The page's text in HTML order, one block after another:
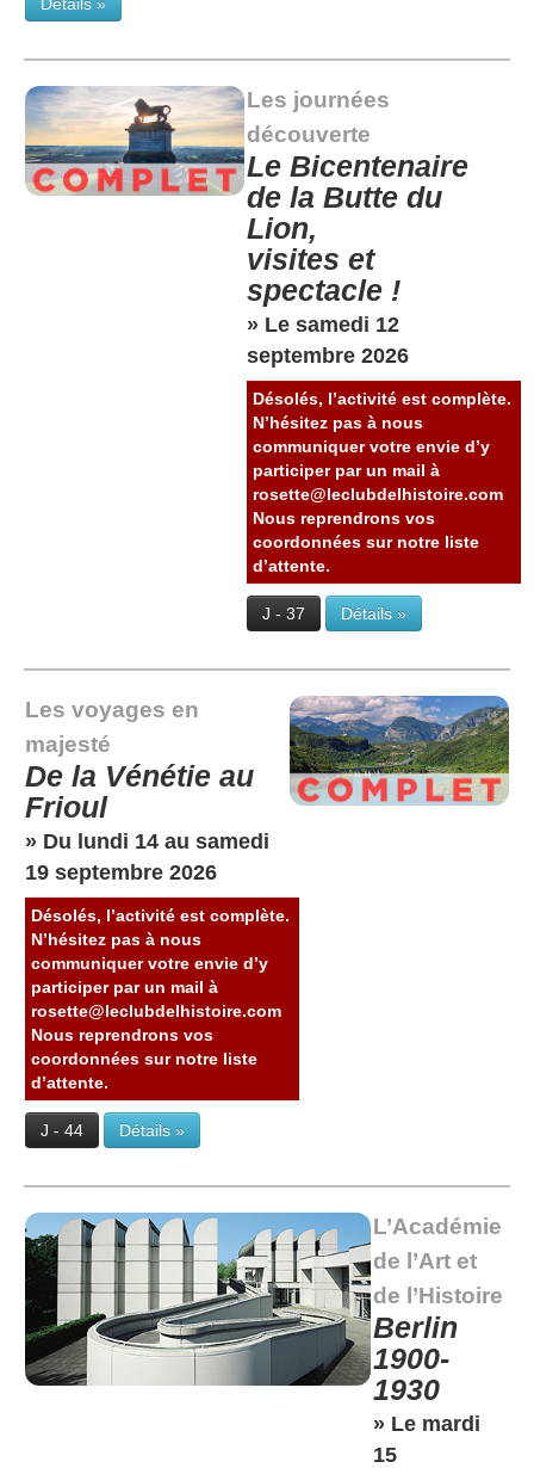
Les journées
découverte
Le Bicentenaire
de la Butte du
Lion,
visites et
spectacle !
» Le samedi 12
septembre 2026
Désolés, l’activité est complète.
N’hésitez pas à nous
communiquer votre envie d’y
participer par un mail à
rosette@leclubdelhistoire.com
Nous reprendrons vos
coordonnées sur notre liste
d’attente.
J - 37 Détails »
Les voyages en
majesté
De la Vénétie au
Frioul
» Du lundi 14 au samedi
19 septembre 2026
Désolés, l’activité est complète.
N’hésitez pas à nous
communiquer votre envie d’y
participer par un mail à
rosette@leclubdelhistoire.com
Nous reprendrons vos
coordonnées sur notre liste
d’attente.
J - 44 Détails »
L’Académie
de l’Art et
de l’Histoire
Berlin
1900-
1930
» Le mardi
15